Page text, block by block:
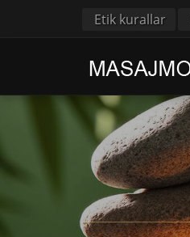
Etik kurallar